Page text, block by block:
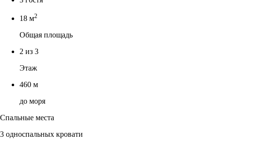
18 м2
Общая площадь
2 из 3
Этаж
460 м
до моря
Спальные места
3 односпальных кровати